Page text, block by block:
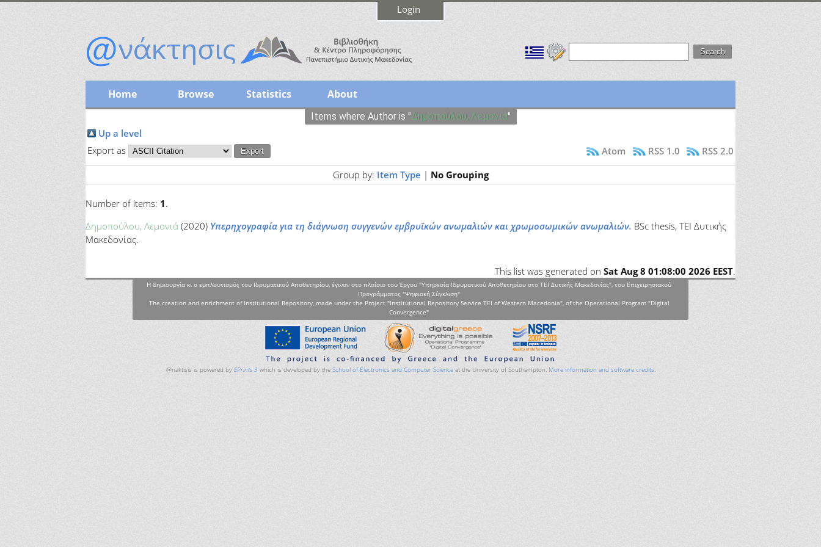
Login
Home Browse Statistics About
Items where Author is "Δημοπούλου, Λεμονιά"
Up a level
Export as
Atom RSS 1.0
RSS 2.0
Group by: Item Type | No Grouping
Number of items: 1.
Δημοπούλου, Λεμονιά (2020) Υπερηχογραφία για τη διάγνωση συγγενών εμβρυϊκών ανωμαλιών και χρωμοσωμικών ανωμαλιών. BSc thesis, ΤΕΙ Δυτικής
Μακεδονίας.
This list was generated on Sat Aug 8 01:08:00 2026 EEST.
Η δημιουργία κι ο εμπλουτισμός του Ιδρυματικού Αποθετηρίου, έγιναν στο πλαίσιο του Έργου "Υπηρεσία Ιδρυματικού Αποθετηρίου στο ΤΕΙ Δυτικής Μακεδονίας", του Επιχειρησιακού
Προγράμματος "Ψηφιακή Σύγκλιση"
The creation and enrichment of Institutional Repository, made under the Project "Institutional Repository Service TEI of Western Macedonia", of the Operational Program "Digital
Convergence"
@naktisis is powered by EPrints 3 which is developed by the School of Electronics and Computer Scienceat the University of Southampton. More information and software credits.